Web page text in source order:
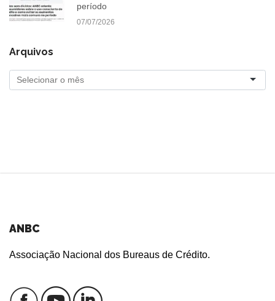
período
07/07/2026
Arquivos
ANBC
Associação Nacional dos Bureaus de Crédito.